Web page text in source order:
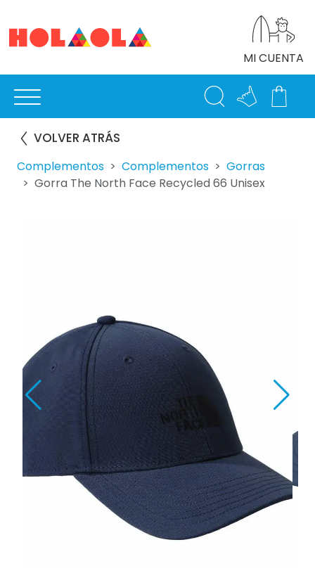
MI CUENTA
VOLVER ATRÁS
Complementos Complementos
Gorras
Gorra The North Face Recycled 66 Unisex